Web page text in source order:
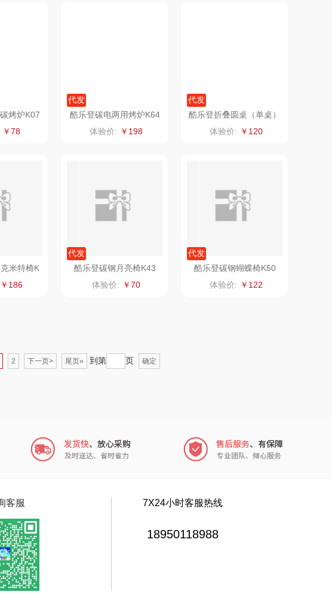
电）
造物 康巴赫（包销款） 元黍
德
乐事
茶 吉米
富光（专供款）
山
老鼠
动
烤炉K07
￥78
代发
酷乐登碳电两用烤炉K64
体验价: ￥198
代发
酷乐登折叠圆桌（单桌）
体验价: ￥120
2 下一页> 尾页» 到第 页 确定
客服 7X24小时客服热线
18950118988